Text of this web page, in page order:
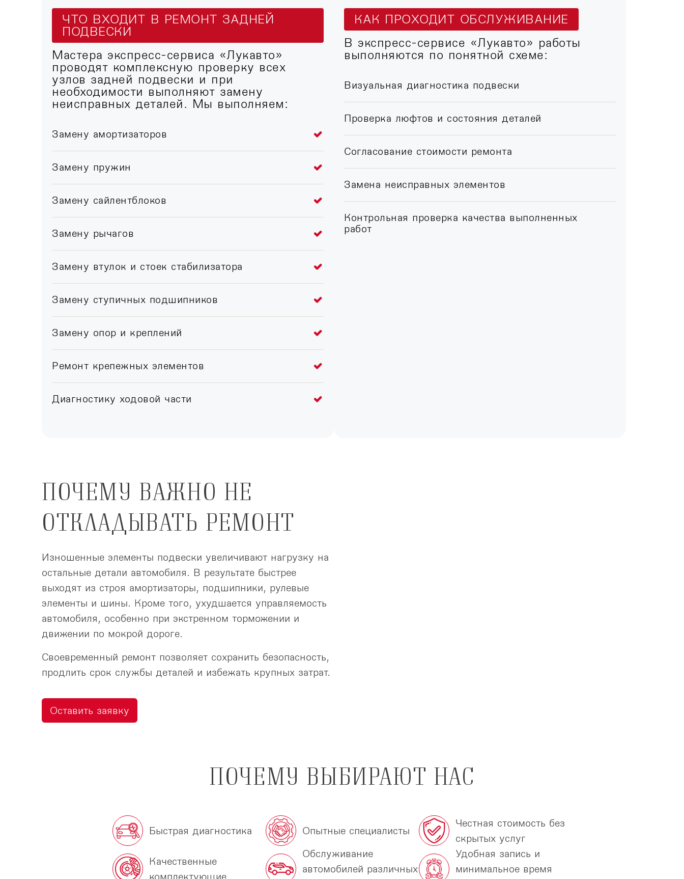
ЧТО ВХОДИТ В РЕМОНТ ЗАДНЕЙ
ПОДВЕСКИ
Мастера экспресс-сервиса «Лукавто»
проводят комплексную проверку всех
узлов задней подвески и при
необходимости выполняют замену
неисправных деталей. Мы выполняем:
Замену амортизаторов
Замену пружин
Замену сайлентблоков
Замену рычагов
Замену втулок и стоек стабилизатора
Замену ступичных подшипников
Замену опор и креплений
Ремонт крепежных элементов
Диагностику ходовой части
КАК ПРОХОДИТ ОБСЛУЖИВАНИЕ
В экспресс-сервисе «Лукавто» работы
выполняются по понятной схеме:
Визуальная диагностика подвески
Проверка люфтов и состояния деталей
Согласование стоимости ремонта
Замена неисправных элементов
Контрольная проверка качества выполненных
работ
ПОЧЕМУ ВАЖНО НЕ
ОТКЛАДЫВАТЬ РЕМОНТ
Изношенные элементы подвески увеличивают нагрузку на
остальные детали автомобиля. В результате быстрее
выходят из строя амортизаторы, подшипники, рулевые
элементы и шины. Кроме того, ухудшается управляемость
автомобиля, особенно при экстренном торможении и
движении по мокрой дороге.
Своевременный ремонт позволяет сохранить безопасность,
продлить срок службы деталей и избежать крупных затрат.
Оставить заявку
ПОЧЕМУ ВЫБИРАЮТ НАС
Быстрая диагностика Опытные специалисты
Честная стоимость без
скрытых услуг
Качественные
Обслуживание
автомобилей различных
Удобная запись и
минимальное время